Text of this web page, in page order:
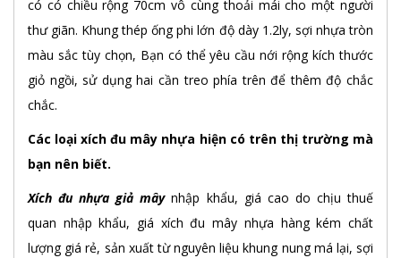
có có chiều rộng 70cm vô cùng thoải mái cho một người
thư giãn. Khung thép ống phi lớn độ dày 1.2ly, sợi nhựa tròn
màu sắc tùy chọn, Bạn có thể yêu cầu nới rộng kích thước
giỏ ngồi, sử dụng hai cần treo phía trên để thêm độ chắc
chắc.
Các loại xích đu mây nhựa hiện có trên thị trường mà
bạn nên biết.
Xích đu nhựa giả mâynhập khẩu, giá cao do chịu thuế
quan nhập khẩu, giá xích đu mây nhựa hàng kém chất
lượng giá rẻ, sản xuất từ nguyên liệu khung nung má lại, sợi